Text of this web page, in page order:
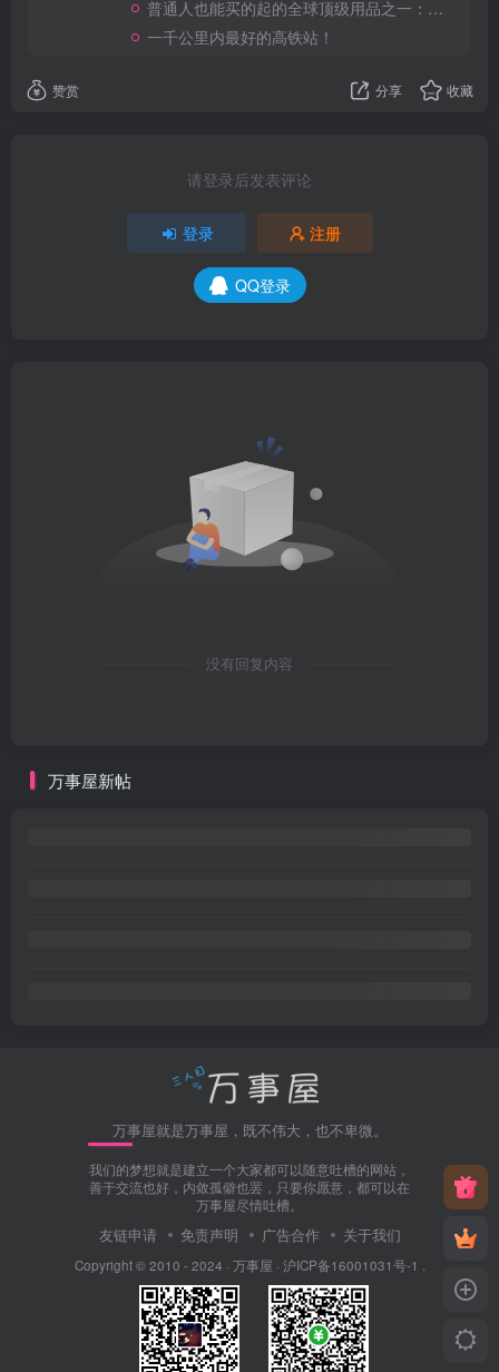
普通人也能买的起的全球顶级用品之一：WD-40润滑除锈剂！
一千公里内最好的高铁站！
赞赏 分享 收藏
请登录后发表评论
登录 注册
QQ登录
没有回复内容
万事屋新帖
万事屋就是万事屋，既不伟大，也不卑微。
我们的梦想就是建立一个大家都可以随意吐槽的网站，
善于交流也好，内敛孤僻也罢，只要你愿意，都可以在
万事屋尽情吐槽。
友链申请 免责声明 广告合作 关于我们
Copyright © 2010 - 2024 · 万事屋 · 沪ICP备16001031号-1